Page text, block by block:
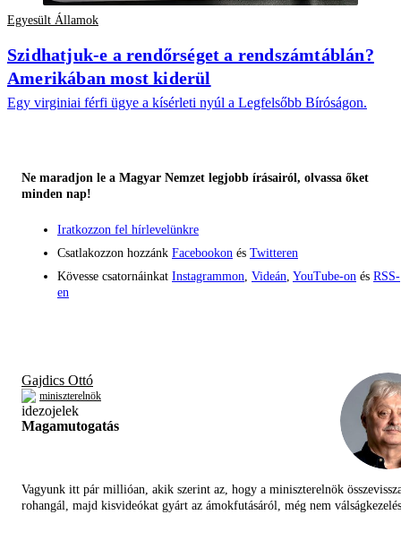
Egyesült Államok
Szidhatjuk-e a rendőrséget a rendszámtáblán?
Amerikában most kiderül
Egy virginiai férfi ügye a kísérleti nyúl a Legfelsőbb Bíróságon.
Ne maradjon le a Magyar Nemzet legjobb írásairól, olvassa őket
minden nap!
Iratkozzon fel hírlevelünkre
Csatlakozzon hozzánk Facebookon és Twitteren
Kövesse csatornáinkat Instagrammon, Videán, YouTube-on és RSS-
en
Gajdics Ottó
miniszterelnök
Magamutogatás
Vagyunk itt pár millióan, akik szerint az, hogy a miniszterelnök
rohangál, majd kisvideókat gyárt az ámokfutásáról, még nem